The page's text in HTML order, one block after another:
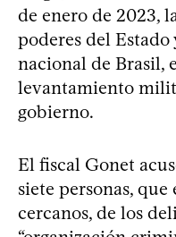
de enero de 2023,
poderes del
nacional de Brasil,
levantamiento
gobierno.
El fiscal Gonet
siete personas,
cercanos, de los